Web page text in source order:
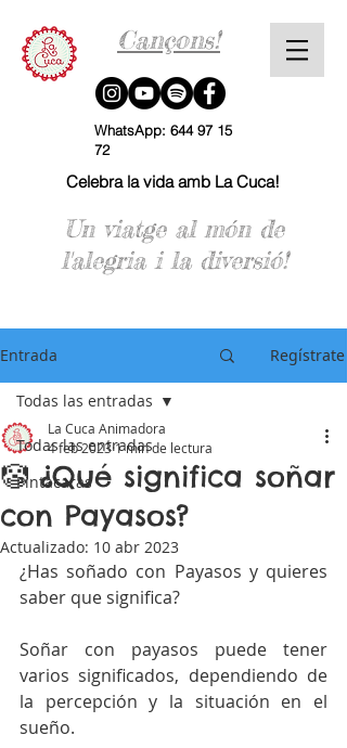
Cançons!
WhatsApp: 644 97 15
72
Celebra la vida amb La Cuca!
Un viatge al món de
l'alegria i la diversió!
Entrada Regístrate
Todas las entradas
Pintacaras
Todas las entradas
🤡 ¿Qué significa soñar
con Payasos?
La Cuca Animadora
4 feb 20231 min de lectura
Actualizado: 10 abr 2023
¿Has soñado con Payasos y quieres
saber que significa?
Soñar con payasos puede tener
varios significados, dependiendo de
la percepción y la situación en el
sueño.